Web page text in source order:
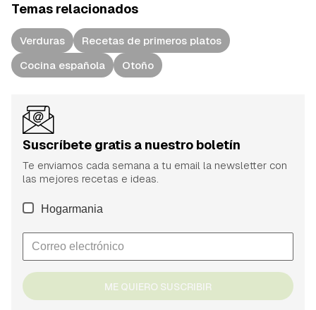
Temas relacionados
Verduras
Recetas de primeros platos
Cocina española
Otoño
Suscríbete gratis a nuestro boletín
Te enviamos cada semana a tu email la newsletter con
las mejores recetas e ideas.
Hogarmania
ME QUIERO SUSCRIBIR